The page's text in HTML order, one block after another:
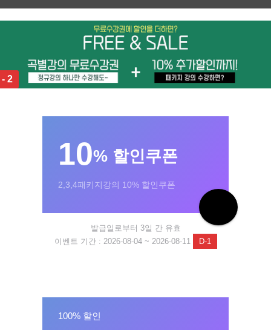
2
10% 할인쿠폰
2,3,4패키지강의 10% 할인쿠폰
발급일로부터 3일 간 유효
이벤트 기간 : 2026-08-04 ~ 2026-08-11
D-1
100% 할인